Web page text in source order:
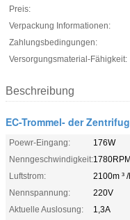
Preis:
Verpackung Informationen:
Zahlungsbedingungen:
Versorgungsmaterial-Fähigkeit:
Beschreibung
EC-Trommel- der
Poewr-Eingang:
176W
Nenngeschwindigkeit:1780RPM
Luftstrom:
2100m ³ /
Nennspannung:
220V
Aktuelle Auslosung:
1,3A